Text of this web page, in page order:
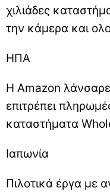
χιλιάδες
την κάμερα και
ΗΠΑ
Η Amazon
επιτρέπει
καταστήματα
Ιαπωνία
Πιλοτικά έργα με